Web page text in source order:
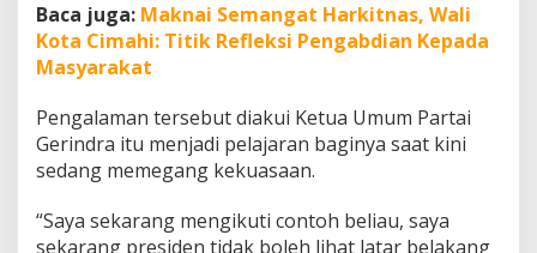
Baca juga: Maknai Semangat Harkitnas, Wali
Kota Cimahi: Titik Refleksi Pengabdian Kepada
Masyarakat
Pengalaman tersebut diakui Ketua Umum Partai
Gerindra itu menjadi pelajaran baginya saat kini
sedang memegang kekuasaan.
“Saya sekarang mengikuti contoh beliau, saya
sekarang presiden tidak boleh lihat latar belakang